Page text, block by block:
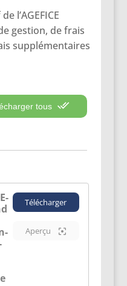
l’AGEFICE
gestion, de frais
supplémentaires
tous
Télécharger
Aperçu